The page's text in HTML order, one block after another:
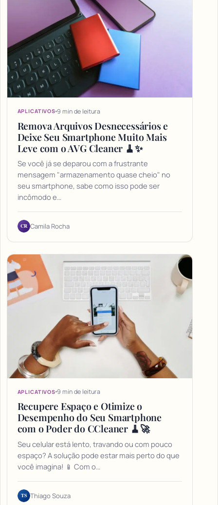
APLICATIVOS 9 min de leitura
Remova Arquivos Desnecessários e
Deixe Seu Smartphone Muito Mais
Leve com o AVG Cleaner 🧹✨
Se você já se deparou com a frustrante
mensagem "armazenamento quase cheio" no
seu smartphone, sabe como isso pode ser
incômodo e…
CR Camila Rocha
APLICATIVOS 9 min de leitura
Recupere Espaço e Otimize o
Desempenho do Seu Smartphone
com o Poder do CCleaner 🧹🚀
Seu celular está lento, travando ou com pouco
espaço? A solução pode estar mais perto do que
você imagina! 📱 Com o…
TS Thiago Souza